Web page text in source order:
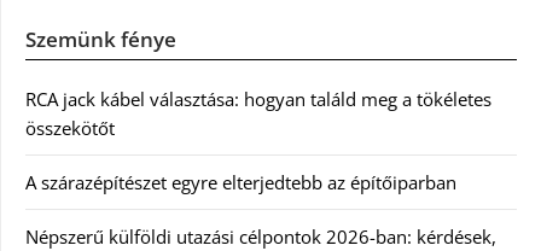
Szemünk fénye
RCA jack kábel választása: hogyan találd meg a tökéletes
összekötőt
A szárazépítészet egyre elterjedtebb az építőiparban
Népszerű külföldi utazási célpontok 2026-ban: kérdések,